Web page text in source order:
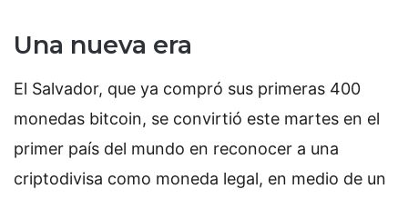
Una nueva era
El Salvador, que ya compró sus primeras 400
monedas bitcoin, se convirtió este martes en el
primer país del mundo en reconocer a una
criptodivisa como moneda legal, en medio de un